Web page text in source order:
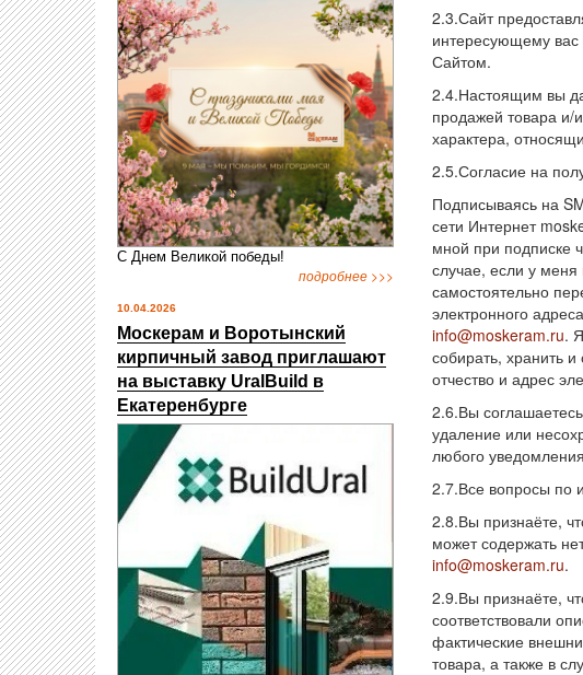
С Днем Великой победы!
подробнее >>>
10.04.2026
Москерам и Воротынский
кирпичный завод приглашают
на выставку UralBuild в
Екатеренбурге
2.3.Сайт
интересующему вас
Сайтом.
2.4.Настоящим вы
продажей товара и/
характера,
2.5.Согласие на
Подписываясь на
сети Интернет
мной при подписке
случае, если у
самостоятельно
электронного
info@moskeram.ru.
собирать, хранить
отчество и адрес
2.6.Вы
удаление или
любого
2.7.Все вопросы по
2.8.Вы признаёте,
может содержать
info@moskeram.ru.
2.9.Вы признаёте,
соответствовали
фактические
товара, а также в